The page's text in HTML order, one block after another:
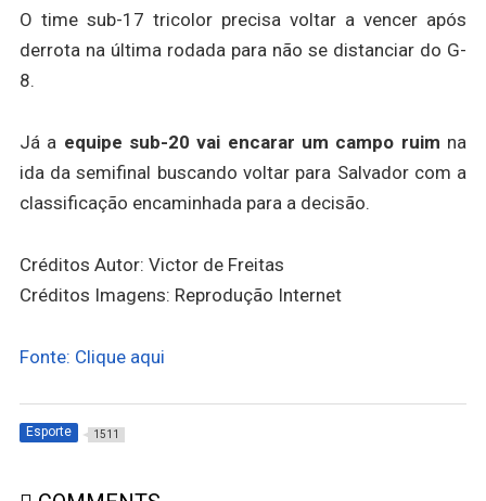
O time sub-17 tricolor precisa voltar a vencer após
derrota na última rodada para não se distanciar do G-
8.
Já a equipe sub-20 vai encarar um campo ruim na
ida da semifinal buscando voltar para Salvador com a
classificação encaminhada para a decisão.
Créditos Autor: Victor de Freitas
Créditos Imagens: Reprodução Internet
Fonte: Clique aqui
Esporte 1511